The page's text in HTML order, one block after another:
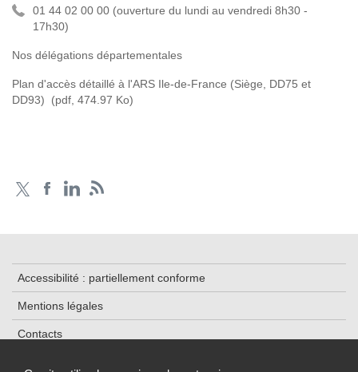
01 44 02 00 00 (ouverture du lundi au vendredi 8h30 -
17h30)
Nos délégations départementales
Plan d'accès détaillé à l'ARS Ile-de-France (Siège, DD75 et
DD93)
(pdf, 474.97 Ko)
Accessibilité : partiellement conforme
Mentions légales
Contacts